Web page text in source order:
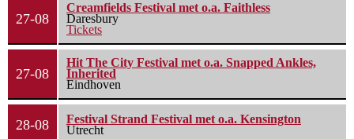
27-08
Creamfields Festival met o.a. Faithless
Daresbury
Tickets
27-08
Hit The City Festival met o.a. Snapped Ankles,
Inherited
Eindhoven
28-08
Festival Strand Festival met o.a. Kensington
Utrecht